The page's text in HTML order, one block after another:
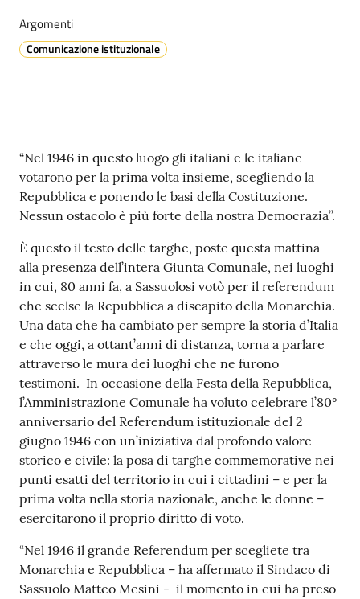
i
s
s
s
u
o
l
o
Tutti
gli
argomenti...
Seguici
su
Argomenti
Comunicazione istituzionale
Contenuto
“Nel 1946 in questo luogo gli italiani e le italiane
votarono per la prima volta insieme, scegliendo la
Repubblica e ponendo le basi della Costituzione.
Nessun ostacolo è più forte della nostra Democrazia”.
È questo il testo delle targhe, poste questa mattina
alla presenza dell’intera Giunta Comunale, nei luoghi
in cui, 80 anni fa, a Sassuolosi votò per il referendum
che scelse la Repubblica a discapito della Monarchia.
Una data che ha cambiato per sempre la storia d’Italia
e che oggi, a ottant’anni di distanza, torna a parlare
attraverso le mura dei luoghi che ne furono
testimoni. In occasione della Festa della Repubblica,
l’Amministrazione Comunale ha voluto celebrare l’80°
anniversario del Referendum istituzionale del 2
giugno 1946 con un’iniziativa dal profondo valore
storico e civile: la posa di targhe commemorative nei
punti esatti del territorio in cui i cittadini – e per la
prima volta nella storia nazionale, anche le donne –
esercitarono il proprio diritto di voto.
“Nel 1946 il grande Referendum per scegliete tra
Monarchia e Repubblica – ha affermato il Sindaco di
Sassuolo Matteo Mesini - il momento in cui ha preso